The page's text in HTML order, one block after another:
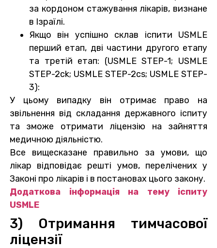
за кордоном стажування лікарів, визнане
в Ізраїлі.
Якщо він успішно склав іспити USMLE
перший етап, дві частини другого етапу
та третій етап: (USMLE STEP-1; USMLE
STEP-2ck; USMLE STEP-2cs; USMLE STEP-
3):
У цьому випадку він отримає право на
звільнення від складання державного іспиту
та зможе отримати ліцензію на зайняття
медичною діяльністю.
Все вищесказане правильно за умови, що
лікар відповідає решті умов, перелічених у
Законі про лікарів і в постановах цього закону.
Додаткова інформація на тему іспиту
USMLE
3) Отримання тимчасової
ліцензії